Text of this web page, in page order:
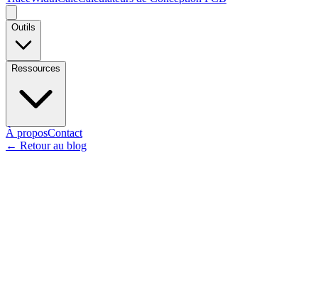
Outils
Ressources
À proposContact
← Retour au blog